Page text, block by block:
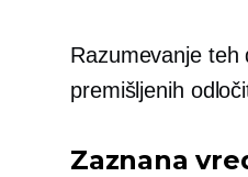
Razumevanje teh
premišljenih
Zaznana